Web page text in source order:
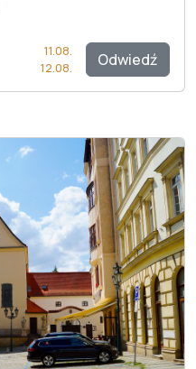
Odwiedź
11.08.
12.08.